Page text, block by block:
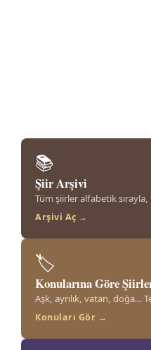
📚
Şiir Arşivi
Tüm şiirler alfabetik
Arşivi Aç →
🏷️
Konularına Göre
Aşk, ayrılık, vatan, doğa…
Konuları Gör →